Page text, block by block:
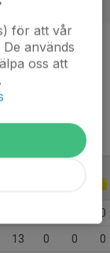
0
13 0 0 0
för att vår
används
oss att